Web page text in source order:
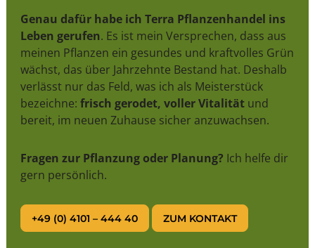
Genau dafür habe ich Terra Pflanzenhandel ins
Leben gerufen. Es ist mein Versprechen, dass aus
meinen Pflanzen ein gesundes und kraftvolles Grün
wächst, das über Jahrzehnte Bestand hat. Deshalb
verlässt nur das Feld, was ich als Meisterstück
bezeichne: frisch gerodet, voller Vitalitätund
bereit, im neuen Zuhause sicher anzuwachsen.
Fragen zur Pflanzung oder Planung? Ich helfe dir
gern persönlich.
+49 (0) 4101 – 444 40 ZUM KONTAKT